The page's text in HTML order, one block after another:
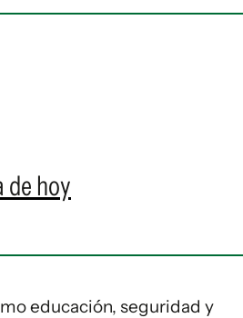
de hoy
educación, seguridad y